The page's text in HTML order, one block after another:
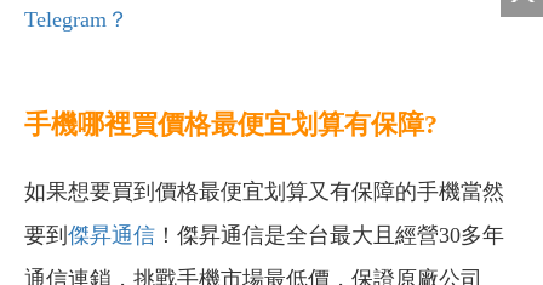
Telegram？
手機哪裡買價格最便宜划算有保障?
如果想要買到價格最便宜划算又有保障的手機當然
要到 傑昇通信 ！傑昇通信是全台最大且經營30多年
通信連鎖，挑戰手機市場最低價，保證原廠公司